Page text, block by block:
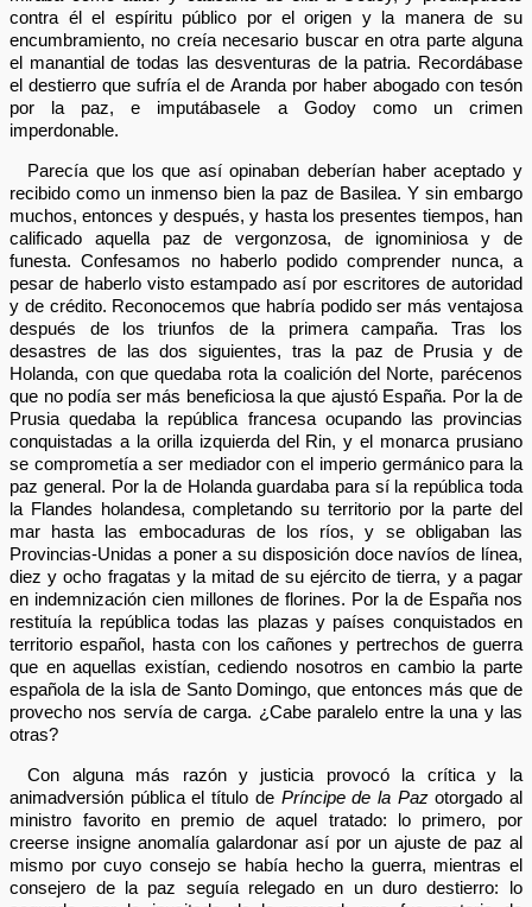
contra él el espíritu público por el origen y la manera de su
encumbramiento, no creía necesario buscar en otra parte alguna
el manantial de todas las desventuras de la patria. Recordábase
el destierro que sufría el de Aranda por haber abogado con tesón
por la paz, e imputábasele a Godoy como un crimen
imperdonable.
Parecía que los que así opinaban deberían haber aceptado y
recibido como un inmenso bien la paz de Basilea. Y sin embargo
muchos, entonces y después, y hasta los presentes tiempos, han
calificado aquella paz de vergonzosa, de ignominiosa y de
funesta. Confesamos no haberlo podido comprender nunca, a
pesar de haberlo visto estampado así por escritores de autoridad
y de crédito. Reconocemos que habría podido ser más ventajosa
después de los triunfos de la primera campaña. Tras los
desastres de las dos siguientes, tras la paz de Prusia y de
Holanda, con que quedaba rota la coalición del Norte, parécenos
que no podía ser más beneficiosa la que ajustó España. Por la de
Prusia quedaba la república francesa ocupando las provincias
conquistadas a la orilla izquierda del Rin, y el monarca prusiano
se comprometía a ser mediador con el imperio germánico para la
paz general. Por la de Holanda guardaba para sí la república toda
la Flandes holandesa, completando su territorio por la parte del
mar hasta las embocaduras de los ríos, y se obligaban las
Provincias-Unidas a poner a su disposición doce navíos de línea,
diez y ocho fragatas y la mitad de su ejército de tierra, y a pagar
en indemnización cien millones de florines. Por la de España nos
restituía la república todas las plazas y países conquistados en
territorio español, hasta con los cañones y pertrechos de guerra
que en aquellas existían, cediendo nosotros en cambio la parte
española de la isla de Santo Domingo, que entonces más que de
provecho nos servía de carga. ¿Cabe paralelo entre la una y las
otras?
Con alguna más razón y justicia provocó la crítica y la
animadversión pública el título de Príncipe de la Pazotorgado al
ministro favorito en premio de aquel tratado: lo primero, por
creerse insigne anomalía galardonar así por un ajuste de paz al
mismo por cuyo consejo se había hecho la guerra, mientras el
consejero de la paz seguía relegado en un duro destierro: lo